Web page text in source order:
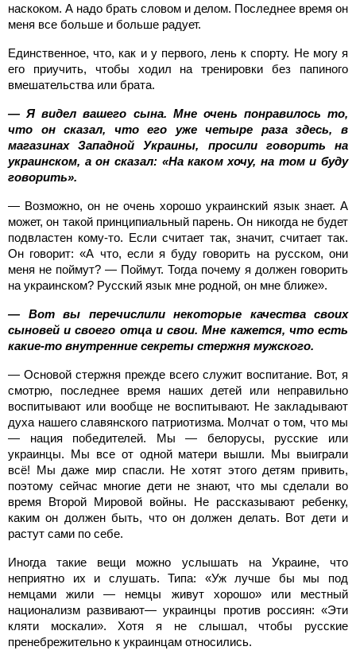
наскоком. А надо брать словом и делом. Последнее время он
меня все больше и больше радует.
Единственное, что, как и у первого, лень к спорту. Не могу я
его приучить, чтобы ходил на тренировки без папиного
вмешательства или брата.
— Я видел вашего сына. Мне очень понравилось то,
что он сказал, что его уже четыре раза здесь, в
магазинах Западной Украины, просили говорить на
украинском, а он сказал: «На каком хочу, на том и буду
говорить».
— Возможно, он не очень хорошо украинский язык знает. А
может, он такой принципиальный парень. Он никогда не будет
подвластен кому-то. Если считает так, значит, считает так.
Он говорит: «А что, если я буду говорить на русском, они
меня не поймут? — Поймут. Тогда почему я должен говорить
на украинском? Русский язык мне родной, он мне ближе».
— Вот вы перечислили некоторые качества своих
сыновей и своего отца и свои. Мне кажется, что есть
какие-то внутренние секреты стержня мужского.
— Основой стержня прежде всего служит воспитание. Вот, я
смотрю, последнее время наших детей или неправильно
воспитывают или вообще не воспитывают. Не закладывают
духа нашего славянского патриотизма. Молчат о том, что мы
— нация победителей. Мы — белорусы, русские или
украинцы. Мы все от одной матери вышли. Мы выиграли
всё! Мы даже мир спасли. Не хотят этого детям привить,
поэтому сейчас многие дети не знают, что мы сделали во
время Второй Мировой войны. Не рассказывают ребенку,
каким он должен быть, что он должен делать. Вот дети и
растут сами по себе.
Иногда такие вещи можно услышать на Украине, что
неприятно их и слушать. Типа: «Уж лучше бы мы под
немцами жили — немцы живут хорошо» или местный
национализм развивают— украинцы против россиян: «Эти
кляти москали». Хотя я не слышал, чтобы русские
пренебрежительно к украинцам относились.